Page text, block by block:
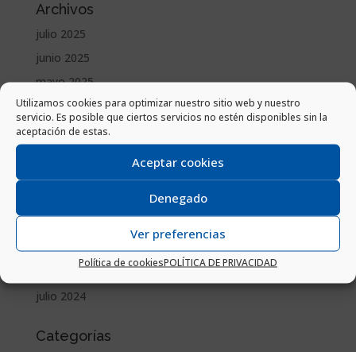
Utilizamos cookies para optimizar nuestro sitio web y nuestro
servicio. Es posible que ciertos servicios no estén disponibles sin la
aceptación de estas.
Aceptar cookies
Denegado
Ver preferencias
Política de cookiesPOLÍTICA DE PRIVACIDAD
Archivos
julio 2025
junio 2025
mayo 2025
abril 2025
marzo 2025
enero 2025
octubre 2024
septiembre 2024
julio 2024
Categorías